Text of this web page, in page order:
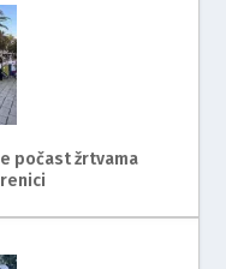
počast žrtvama